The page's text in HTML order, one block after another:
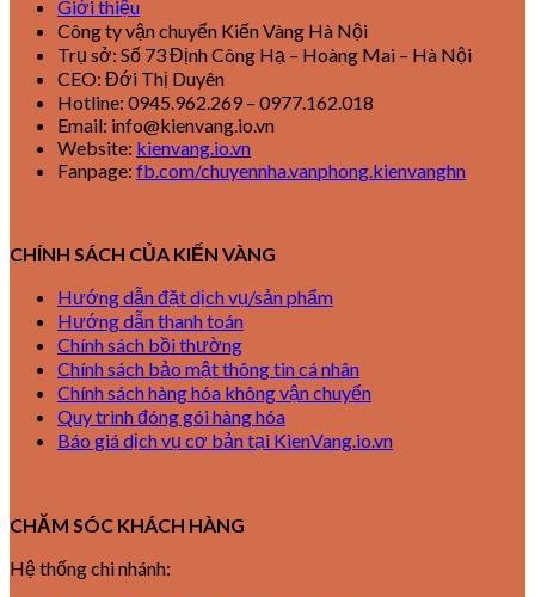
Giới thiệu
Công ty vận chuyển Kiến Vàng Hà Nội
Trụ sở: Số 73 Định Công Hạ – Hoàng Mai – Hà Nội
CEO: Đới Thị Duyên
Hotline: 0945.962.269 – 0977.162.018
Email: info@kienvang.io.vn
Website: kienvang.io.vn
Fanpage: fb.com/chuyennha.vanphong.kienvanghn
CHÍNH SÁCH CỦA KIẾN VÀNG
Hướng dẫn đặt dịch vụ/sản phẩm
Hướng dẫn thanh toán
Chính sách bồi thường
Chính sách bảo mật thông tin cá nhân
Chính sách hàng hóa không vận chuyển
Quy trình đóng gói hàng hóa
Báo giá dịch vụ cơ bản tại KienVang.io.vn
CHĂM SÓC KHÁCH HÀNG
Hệ thống chi nhánh: